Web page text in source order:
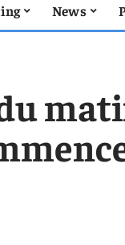
News